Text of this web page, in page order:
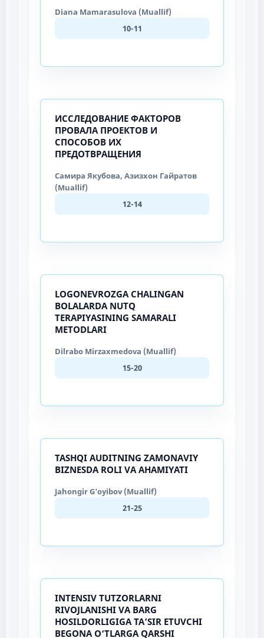
Diana Mamarasulova (Muallif)
10-11
ИССЛЕДОВАНИЕ ФАКТОРОВ
ПРОВАЛА ПРОЕКТОВ И
СПОСОБОВ ИХ
ПРЕДОТВРАЩЕНИЯ
Сaмира Якубова, Азизхон Гайратов
(Muallif)
12-14
LOGONEVROZGA CHALINGAN
BOLALARDA NUTQ
TERAPIYASINING SAMARALI
METODLARI
Dilrabo Mirzaxmedova (Muallif)
15-20
TASHQI AUDITNING ZAMONAVIY
BIZNESDA ROLI VA AHAMIYATI
Jahongir G'oyibov (Muallif)
21-25
INTENSIV TUTZORLARNI
RIVOJLANISHI VA BARG
HOSILDORLIGIGA TA’SIR ETUVCHI
BEGONA O‘TLARGA QARSHI